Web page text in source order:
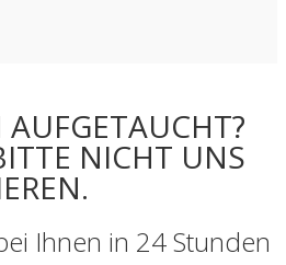
NICHT UNS
Ihnen in 24 Stunden